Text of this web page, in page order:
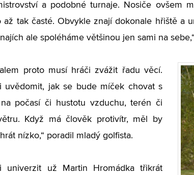
a podobné turnaje. Nosiče ovšem
až tak časté. Obvykle znají dokonale hřiště a
ale spoléháme většinou jen sami na
proto musí hráči zvážit řadu věcí.
uvědomit, jak se bude míček chovat s
počasí či hustotu vzduchu, terén či
Když má člověk protivítr, měl by
nízko,“ poradil mladý golfista.
univerzit už Martin Hromádka třikrát